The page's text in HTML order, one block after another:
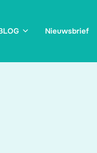
Nieuwsbrief